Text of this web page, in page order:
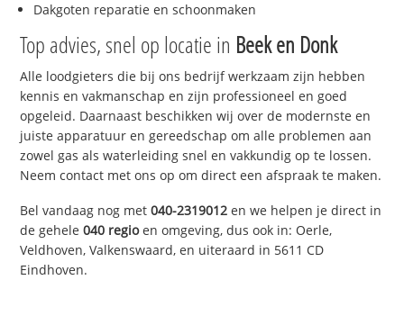
Dakgoten reparatie en schoonmaken
Top advies, snel op locatie in Beek en Donk
Alle loodgieters die bij ons bedrijf werkzaam zijn hebben
kennis en vakmanschap en zijn professioneel en goed
opgeleid. Daarnaast beschikken wij over de modernste en
juiste apparatuur en gereedschap om alle problemen aan
zowel gas als waterleiding snel en vakkundig op te lossen.
Neem contact met ons op om direct een afspraak te maken.
Bel vandaag nog met040-2319012 en we helpen je direct in
de gehele040 regioen omgeving, dus ook in: Oerle,
Veldhoven, Valkenswaard, en uiteraard in 5611 CD
Eindhoven.